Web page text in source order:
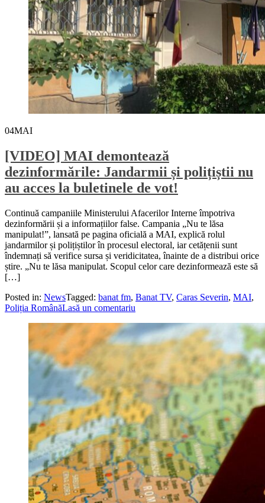
04MAI
[VIDEO] MAI demontează
dezinformările: Jandarmii și polițiștii nu
au acces la buletinele de vot!
Continuă campaniile Ministerului Afacerilor Interne împotriva
dezinformării și a informațiilor false. Campania „Nu te lăsa
manipulat!”, lansată pe pagina oficială a MAI, explică rolul
jandarmilor și polițiștilor în procesul electoral, iar cetățenii sunt
îndemnați să verifice sursa și veridicitatea, înainte de a distribui orice
știre. „Nu te lăsa manipulat. Scopul celor care dezinformează este să
[…]
Posted in: NewsTagged: banat fm, Banat TV, Caras Severin, MAI,
Poliția RomânăLasă un comentariu